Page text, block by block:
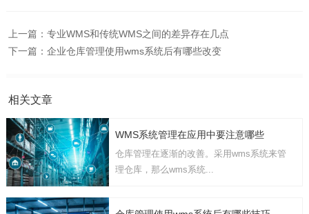
上一篇： 专业WMS和传统WMS之间的差异存在几点
下一篇： 企业仓库管理使用wms系统后有哪些改变
相关文章
WMS系统管理在应用中要注意哪些
仓库管理在逐渐的改善。采用wms系统来管
理仓库，那么wms系统...